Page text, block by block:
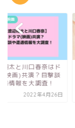
・映画
翔太と川口春奈はド
(映画)共演？目撃談
遇情報を大調査！
2022年4月26日